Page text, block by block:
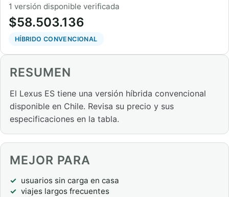
1 versión disponible verificada
$58.503.136
HÍBRIDO CONVENCIONAL
RESUMEN
El Lexus ES tiene una versión híbrida convencional
disponible en Chile. Revisa su precio y sus
especificaciones en la tabla.
MEJOR PARA
usuarios sin carga en casa
viajes largos frecuentes